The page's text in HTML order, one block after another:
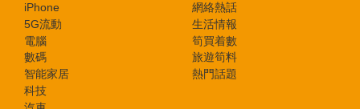
iPhone
5G流動
電腦
數碼
智能家居
科技
網絡熱話
生活情報
筍買着數
旅遊筍料
熱門話題